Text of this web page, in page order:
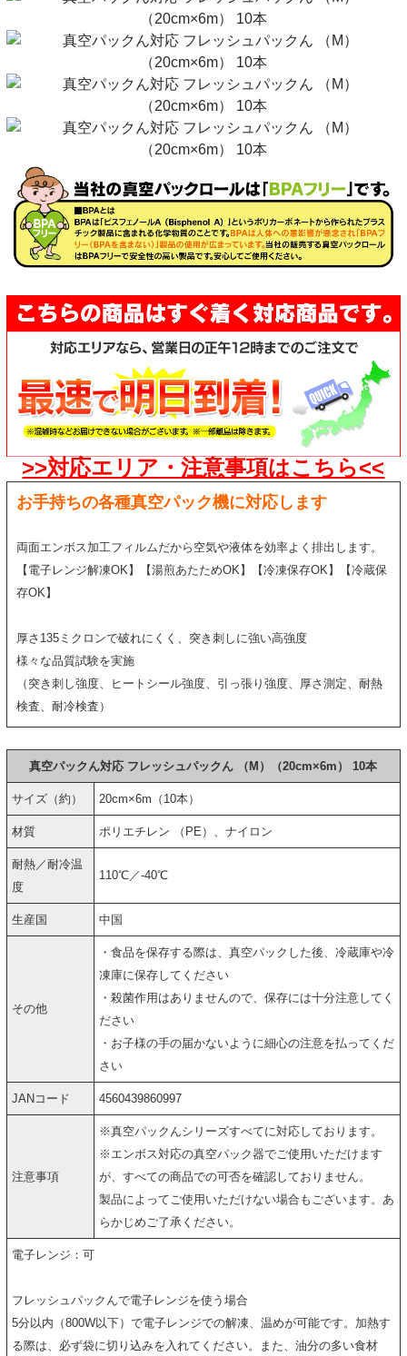
>>対応エリア・注意事項はこちら<<
お手持ちの各種真空パック機に対応します
両面エンボス加工フィルムだから空気や液体を効率よく排出します。
【電子レンジ解凍OK】【湯煎あたためOK】【冷凍保存OK】【冷蔵保
存OK】
厚さ135ミクロンで破れにくく、突き刺しに強い高強度
様々な品質試験を実施
（突き刺し強度、ヒートシール強度、引っ張り強度、厚さ測定、耐熱
検査、耐冷検査）
真空パックん対応 フレッシュパックん （M）（20cm×6m） 10本
サイズ（約） 20cm×6m（10本）
材質 ポリエチレン （PE）、ナイロン
耐熱／耐冷温
度
110℃／-40℃
生産国 中国
その他
・食品を保存する際は、真空パックした後、冷蔵庫や冷
凍庫に保存してください
・殺菌作用はありませんので、保存には十分注意してく
ださい
・お子様の手の届かないように細心の注意を払ってくだ
さい
JANコード 4560439860997
注意事項
※真空パックんシリーズすべてに対応しております。
※エンボス対応の真空パック器でご使用いただけます
が、すべての商品での可否を確認しておりません。
製品によってご使用いただけない場合もございます。あ
らかじめご了承ください。
電子レンジ：可
フレッシュパックんで電子レンジを使う場合
5分以内（800W以下）で電子レンジでの解凍、温めが可能です。加熱す
る際は、必ず袋に切り込みを入れてください。また、油分の多い食材